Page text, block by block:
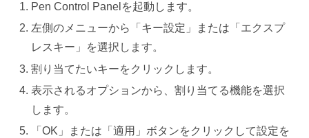
Pen Control Panelを起動します。
左側のメニューから「キー設定」または「エクスプ
レスキー」を選択します。
割り当てたいキーをクリックします。
表示されるオプションから、割り当てる機能を選択
します。
「OK」または「適用」ボタンをクリックして設定を